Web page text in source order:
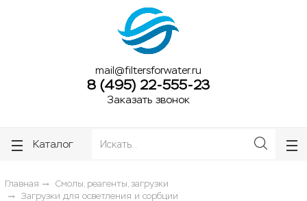
mail@filtersforwater.ru
8 (495) 22-555-23
Заказать звонок
Каталог
Главная
Смолы, реагенты, загрузки
Загрузки для осветления и сорбции